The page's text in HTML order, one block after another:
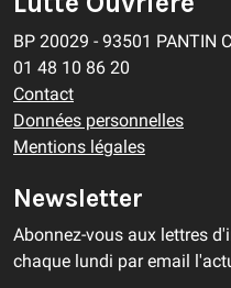
BP 20029 - 93501 PANTIN
01 48 10 86 20
Contact
Données personnelles
Mentions légales
Newsletter
Abonnez-vous aux lettres
chaque lundi par email